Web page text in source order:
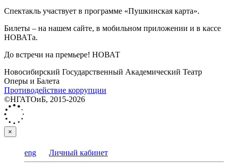
Спектакль участвует в программе «Пушкинская карта».
Билеты – на нашем сайте, в мобильном приложении и в кассе
НОВАТа.
До встречи на премьере! НОВАТ
Новосибирский Государственный Академический Театр
Оперы и Балета
Противодействие коррупции
©НГАТОиБ, 2015-2026
×
eng Личный кабинет